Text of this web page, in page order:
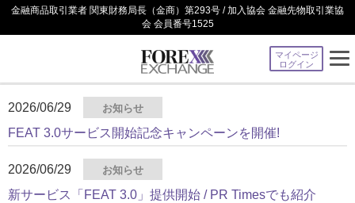
金融商品取引業者 関東財務局長（金商）第293号 / 加入協会 金融先物取引業協
会 会員番号1525
マイページ
ログイン
2026/06/29 お知らせ
FEAT 3.0サービス開始記念キャンペーンを開催!
2026/06/29 お知らせ
新サービス「FEAT 3.0」提供開始 / PR Timesでも紹介